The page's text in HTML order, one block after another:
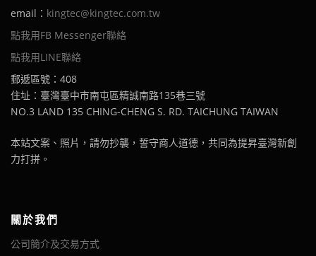
email： kingtec@kingtec.com.tw
點我用FB Messenger聯絡
點我用LINE聯絡
郵遞區號：408
住址：臺灣臺中市南屯區精誠南路135巷三號
NO.3 LAND 135 CHING-CHENG S. RD. TAICHUNG TAIWAN
本站文案、照片，請勿抄襲，誓守商人道德，共同為提昇臺灣新創
力打拼。
關於我們
公司簡介及交易方式